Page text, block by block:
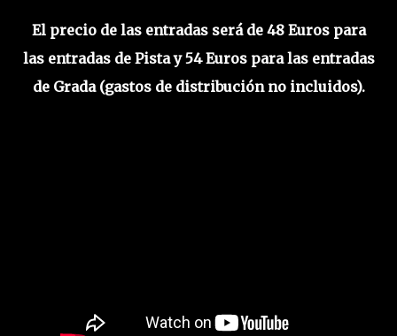
El precio de las entradas será de 48 Euros para
las entradas de Pista y 54 Euros para las entradas
de Grada (gastos de distribución no incluidos).